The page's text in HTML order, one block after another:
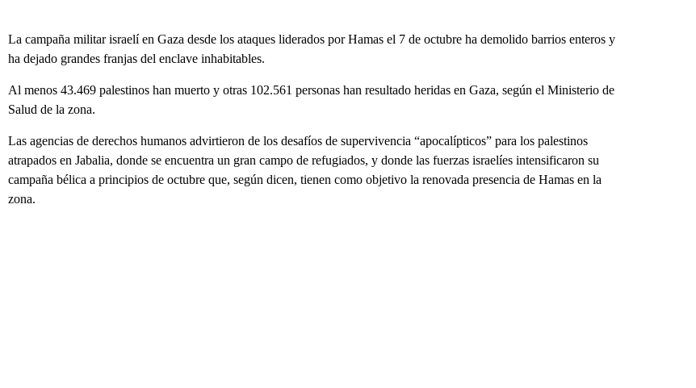
La campaña militar israelí en Gaza desde los ataques liderados por Hamas el 7 de octubre ha demolido barrios enteros y
ha dejado grandes franjas del enclave inhabitables.
Al menos 43.469 palestinos han muerto y otras 102.561 personas han resultado heridas en Gaza, según el Ministerio de
Salud de la zona.
Las agencias de derechos humanos advirtieron de los desafíos de supervivencia “apocalípticos” para los palestinos
atrapados en Jabalia, donde se encuentra un gran campo de refugiados, y donde las fuerzas israelíes intensificaron su
campaña bélica a principios de octubre que, según dicen, tienen como objetivo la renovada presencia de Hamas en la
zona.